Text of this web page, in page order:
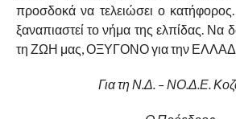
προσδοκά να τελειώσει ο
ξαναπιαστεί το νήμα της ελπίδας.
τη ΖΩΗ μας, ΟΞΥΓΟΝΟ για την
Για τη Ν.Δ. – ΝΟ.Δ.Ε.